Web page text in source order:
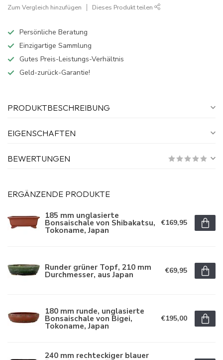
Zum Vergleich hinzufügen Dieses Produkt teilen
Persönliche Beratung
Einzigartige Sammlung
Gutes Preis-Leistungs-Verhältnis
Geld-zurück-Garantie!
PRODUKTBESCHREIBUNG
EIGENSCHAFTEN
BEWERTUNGEN
ERGÄNZENDE PRODUKTE
185 mm unglasierte
Bonsaischale von Shibakatsu,
Tokoname, Japan
€169,95
Runder grüner Topf, 210 mm
Durchmesser, aus Japan €69,95
180 mm runde, unglasierte
Bonsaischale von Bigei,
Tokoname, Japan
€195,00
240 mm rechteckiger blauer